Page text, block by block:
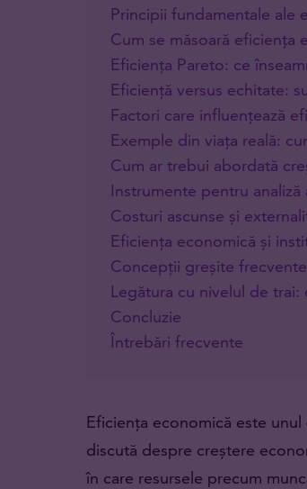
Principii fundamentale ale
Cum se măsoară eficiența
Eficiența Pareto: ce
Eficiență versus echitate:
Factori care influențează
Exemple din viața reală:
Cum ar trebui abordată
Instrumente pentru
Costuri ascunse și
Eficiența economică și
Concepții greșite
Legătura cu nivelul de
Concluzie
Întrebări frecvente
Eficiența economică este
discută despre creștere
în care resursele precum